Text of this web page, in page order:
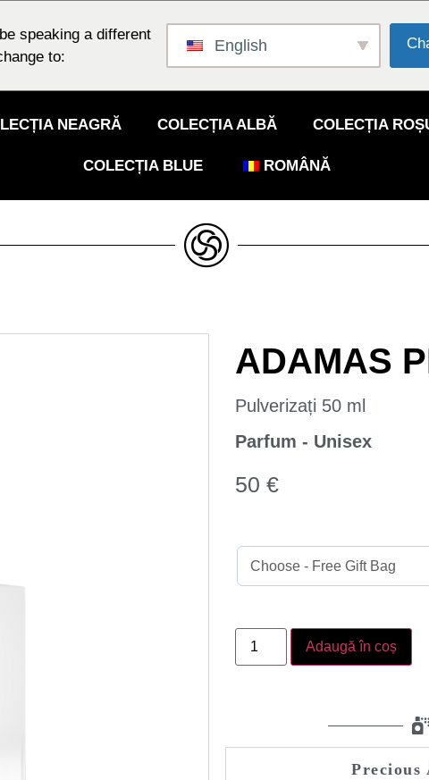
speaking a different
to:
English
NEAGRĂ COLECȚIA ALBĂ COLECȚIA
COLECȚIA BLUE ROMÂNĂ
ADAMAS
Pulverizați 50 ml
Parfum - Unisex
50 €
Adaugă în coș
Precious